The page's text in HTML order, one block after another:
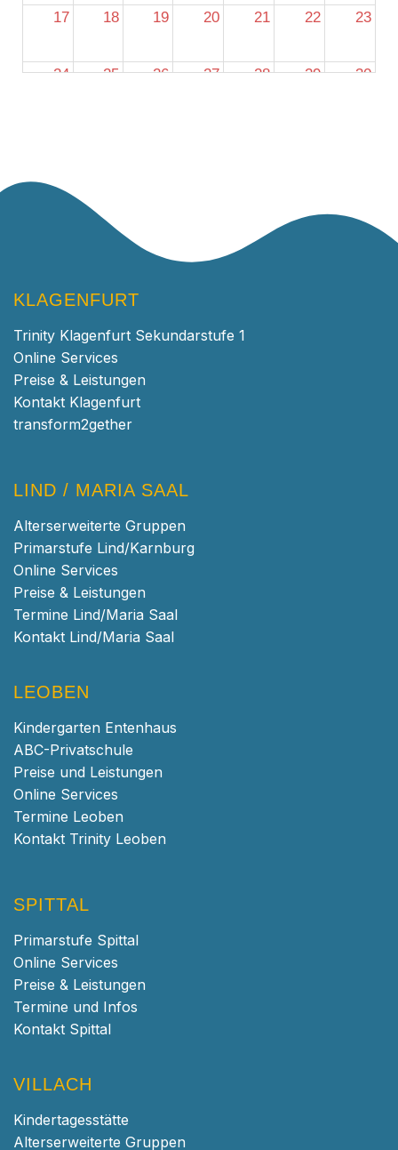
17 18 19 20 21 22 23
24 25 26 27 28 29 30
KLAGENFURT
Trinity Klagenfurt Sekundarstufe 1
Online Services
Preise & Leistungen
Kontakt Klagenfurt
transform2gether
LIND / MARIA SAAL
Alterserweiterte Gruppen
Primarstufe Lind/Karnburg
Online Services
Preise & Leistungen
Termine Lind/Maria Saal
Kontakt Lind/Maria Saal
LEOBEN
Kindergarten Entenhaus
ABC-Privatschule
Preise und Leistungen
Online Services
Termine Leoben
Kontakt Trinity Leoben
SPITTAL
Primarstufe Spittal
Online Services
Preise & Leistungen
Termine und Infos
Kontakt Spittal
VILLACH
Kindertagesstätte
Alterserweiterte Gruppen